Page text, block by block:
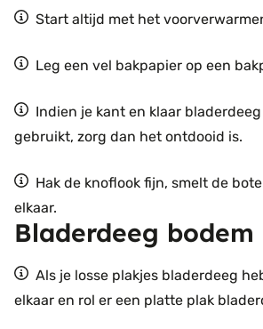
Start altijd met het
Leg een vel bakpapier op een
Indien je kant en klaar
gebruikt, zorg dan het ontdooid is.
Hak de knoflook fijn, smelt de
elkaar.
Bladerdeeg bodem
Als je losse plakjes bladerdeeg
elkaar en rol er een platte plak